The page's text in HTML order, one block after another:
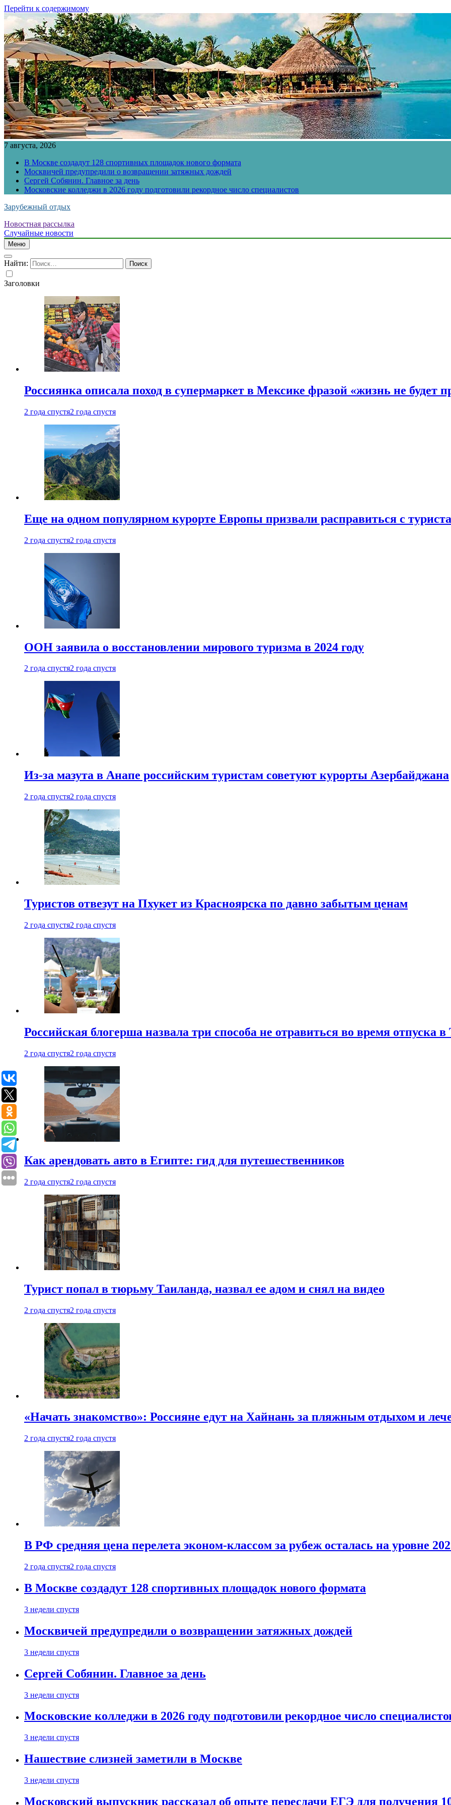
Перейти к содержимому
7 августа, 2026
В Москве создадут 128 спортивных площадок нового формата
Москвичей предупредили о возвращении затяжных дождей
Сергей Собянин. Главное за день
Московские колледжи в 2026 году подготовили рекордное число специалистов
Зарубежный отдых
Новостная рассылка
Случайные новости
Меню
Найти:
Заголовки
Россиянка описала поход в супермаркет в Мексике фразой «жизнь не будет
2 года спустя2 года спустя
Еще на одном популярном курорте Европы призвали расправиться с
2 года спустя2 года спустя
ООН заявила о восстановлении мирового туризма в 2024 году
2 года спустя2 года спустя
Из-за мазута в Анапе российским туристам советуют курорты Азербайджана
2 года спустя2 года спустя
Туристов отвезут на Пхукет из Красноярска по давно забытым ценам
2 года спустя2 года спустя
Российская блогерша назвала три способа не отравиться во время отпуска в
2 года спустя2 года спустя
Как арендовать авто в Египте: гид для путешественников
2 года спустя2 года спустя
Турист попал в тюрьму Таиланда, назвал ее адом и снял на видео
2 года спустя2 года спустя
«Начать знакомство»: Россияне едут на Хайнань за пляжным отдыхом и
2 года спустя2 года спустя
В РФ средняя цена перелета эконом-классом за рубеж осталась на уровне
2 года спустя2 года спустя
В Москве создадут 128 спортивных площадок нового формата
3 недели спустя
Москвичей предупредили о возвращении затяжных дождей
3 недели спустя
Сергей Собянин. Главное за день
3 недели спустя
Московские колледжи в 2026 году подготовили рекордное число
3 недели спустя
Нашествие слизней заметили в Москве
3 недели спустя
Московский выпускник рассказал об опыте пересдачи ЕГЭ для получения